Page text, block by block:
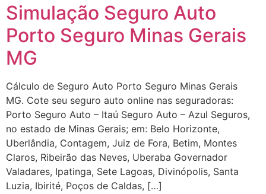
Simulação Seguro Auto
Porto Seguro Minas Gerais
MG
Cálculo de Seguro Auto Porto Seguro Minas Gerais
MG. Cote seu seguro auto online nas seguradoras:
Porto Seguro Auto – Itaú Seguro Auto – Azul Seguros,
no estado de Minas Gerais; em: Belo Horizonte,
Uberlândia, Contagem, Juiz de Fora, Betim, Montes
Claros, Ribeirão das Neves, Uberaba Governador
Valadares, Ipatinga, Sete Lagoas, Divinópolis, Santa
Luzia, Ibirité, Poços de Caldas, […]